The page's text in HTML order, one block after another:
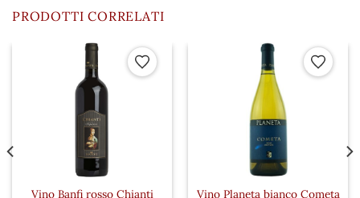
PRODOTTI CORRELATI
Aggiungi ai preferiti
Vino Banfi rosso Chianti Vino Planeta bianco Cometa